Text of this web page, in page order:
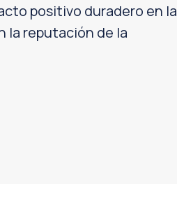
positivo duradero en la
la reputación de la